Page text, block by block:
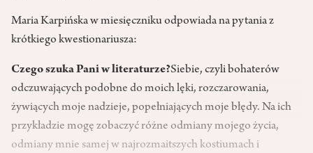
Maria Karpińska w miesięczniku odpowiada na pytania z
krótkiego kwestionariusza:
Czego szuka Pani w literaturze?Siebie, czyli bohaterów
odczuwających podobne do moich lęki, rozczarowania,
żywiących moje nadzieje, popełniających moje błędy. Na ich
przykładzie mogę zobaczyć różne odmiany mojego życia,
odmiany mnie samej w najrozmaitszych kostiumach i